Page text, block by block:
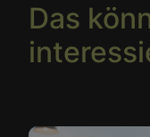
Das